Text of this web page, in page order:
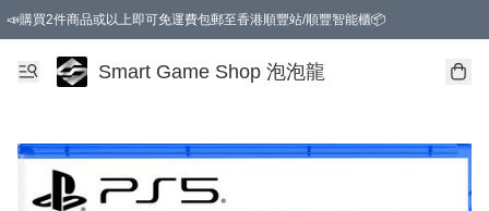
📣購買2件商品或以上即可免運費包郵至香港順豐站/順豐智能櫃📦
Smart Game Shop 泡泡龍